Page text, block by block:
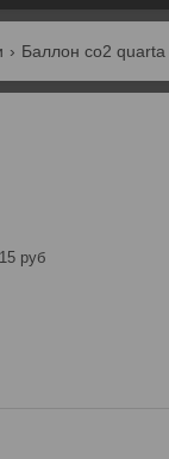
Баллон со2
руб